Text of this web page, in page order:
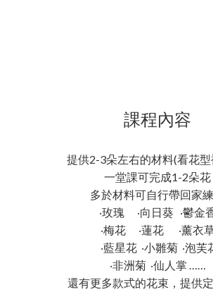
課程內容
提供2-3朵左右的材料(看花型
一堂課可完成1-2朵花
多於材料可自行帶回家
‧玫瑰 ‧向日葵 ‧鬱金
‧梅花 ‧蓮花 ‧薰衣
‧藍星花 ‧小雛菊 ‧泡芙
‧非洲菊 ‧仙人掌 ……
還有更多款式的花束，提供